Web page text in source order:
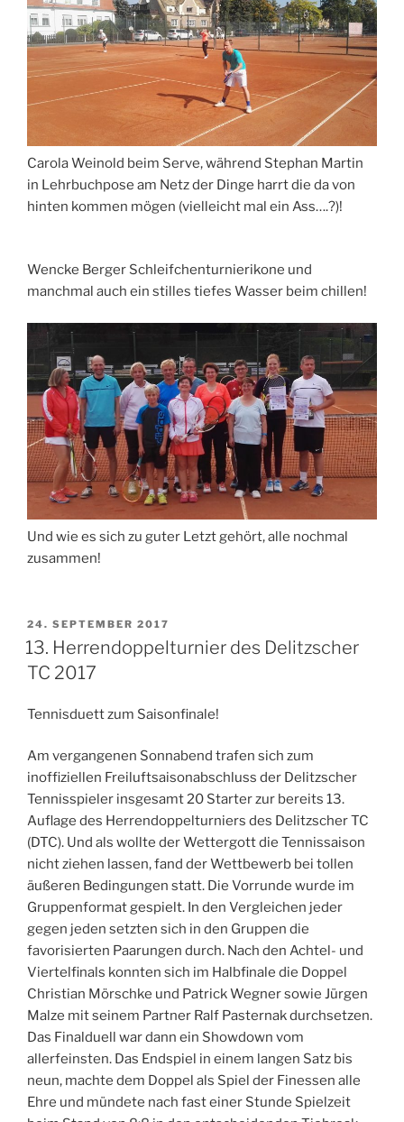
Carola Weinold beim Serve, während Stephan Martin
in Lehrbuchpose am Netz der Dinge harrt die da von
hinten kommen mögen (vielleicht mal ein Ass….?)!
Wencke Berger Schleifchenturnierikone und
manchmal auch ein stilles tiefes Wasser beim chillen!
Und wie es sich zu guter Letzt gehört, alle nochmal
zusammen!
VERÖFFENTLICHT
AM
24. SEPTEMBER 2017
13. Herrendoppelturnier des Delitzscher
TC 2017
Tennisduett zum Saisonfinale!
Am vergangenen Sonnabend trafen sich zum
inoffiziellen Freiluftsaisonabschluss der Delitzscher
Tennisspieler insgesamt 20 Starter zur bereits 13.
Auflage des Herrendoppelturniers des Delitzscher TC
(DTC). Und als wollte der Wettergott die Tennissaison
nicht ziehen lassen, fand der Wettbewerb bei tollen
äußeren Bedingungen statt. Die Vorrunde wurde im
Gruppenformat gespielt. In den Vergleichen jeder
gegen jeden setzten sich in den Gruppen die
favorisierten Paarungen durch. Nach den Achtel- und
Viertelfinals konnten sich im Halbfinale die Doppel
Christian Mörschke und Patrick Wegner sowie Jürgen
Malze mit seinem Partner Ralf Pasternak durchsetzen.
Das Finalduell war dann ein Showdown vom
allerfeinsten. Das Endspiel in einem langen Satz bis
neun, machte dem Doppel als Spiel der Finessen alle
Ehre und mündete nach fast einer Stunde Spielzeit